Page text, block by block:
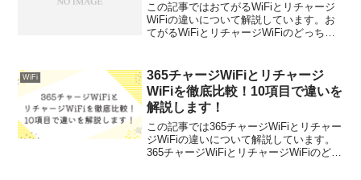
この記事ではおてがるWiFiとリチャージ
WiFiの違いについて解説しています。お
てがるWiFiとリチャージWiFiのどっちが
おてがるWiFiを、価格を重視するならリ
チ...
WiFi
365チャージWiFiとリチャージ
WiFiを徹底比較！10項目で違いを
解説します！
この記事では365チャージWiFiとリチャー
ジWiFiの違いについて解説しています。
365チャージWiFiとリチャージWiFiのどっ